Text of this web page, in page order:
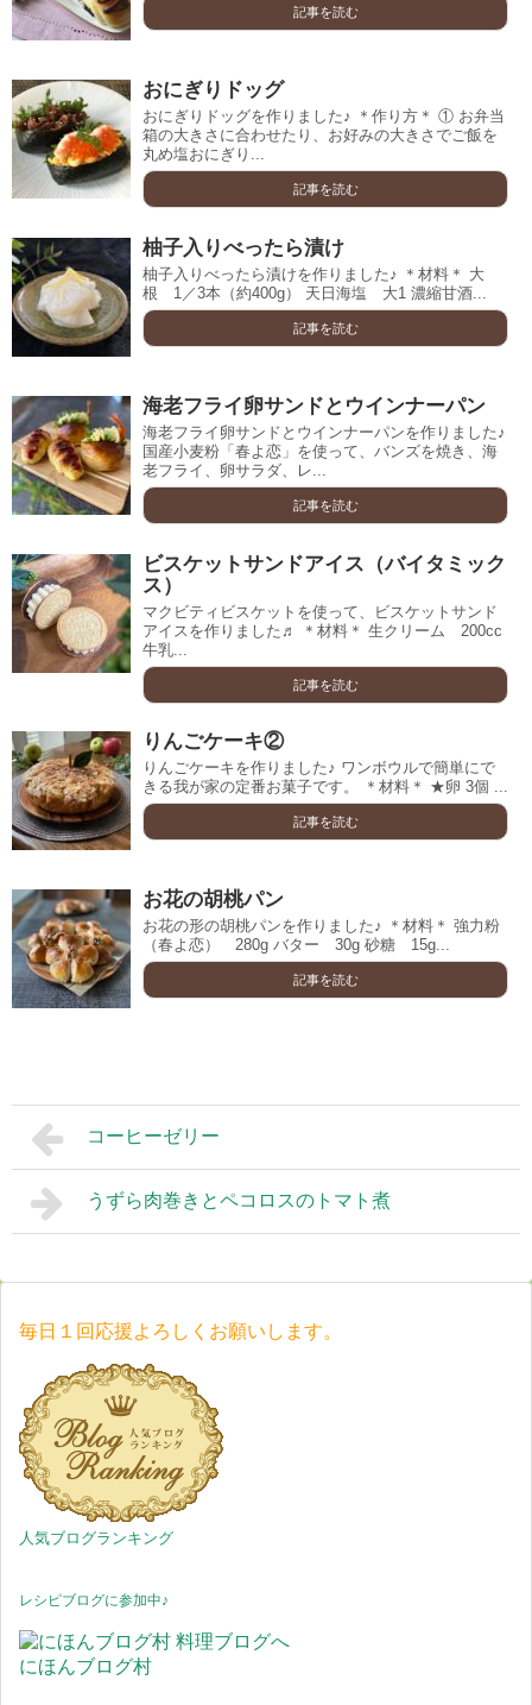
記事を読む
おにぎりドッグ
おにぎりドッグを作りました♪ ＊作り方＊ ① お弁当
箱の大きさに合わせたり、お好みの大きさでご飯を
丸め塩おにぎり...
記事を読む
柚子入りべったら漬け
柚子入りべったら漬けを作りました♪ ＊材料＊ 大
根 1／3本（約400g） 天日海塩 大1 濃縮甘酒...
記事を読む
海老フライ卵サンドとウインナーパン
海老フライ卵サンドとウインナーパンを作りました♪
国産小麦粉「春よ恋」を使って、バンズを焼き、海
老フライ、卵サラダ、レ...
記事を読む
ビスケットサンドアイス（バイタミック
ス）
マクビティビスケットを使って、ビスケットサンド
アイスを作りました♬ ＊材料＊ 生クリーム 200cc
牛乳...
記事を読む
りんごケーキ②
りんごケーキを作りました♪ ワンボウルで簡単にで
きる我が家の定番お菓子です。 ＊材料＊ ★卵 3個 ...
記事を読む
お花の胡桃パン
お花の形の胡桃パンを作りました♪ ＊材料＊ 強力粉
（春よ恋） 280g バター 30g 砂糖 15g...
記事を読む
コーヒーゼリー
うずら肉巻きとペコロスのトマト煮
毎日１回応援よろしくお願いします。
人気ブログランキング
レシピブログに参加中♪
にほんブログ村